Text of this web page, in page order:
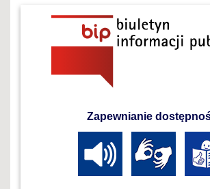
Zapewnianie